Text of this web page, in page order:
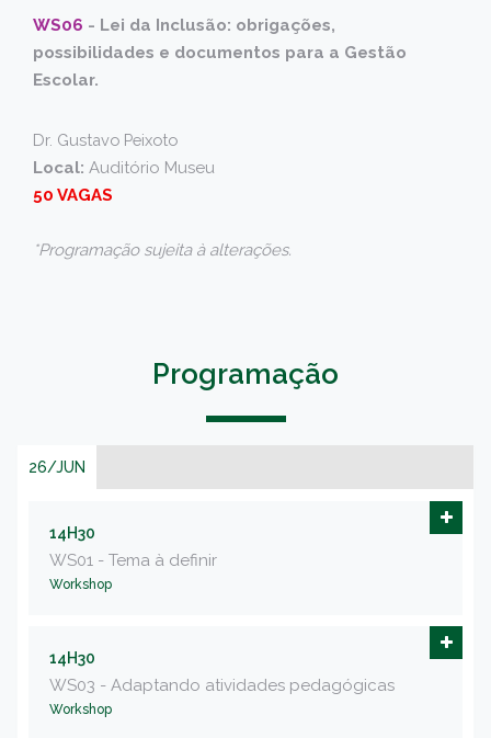
WS06 - Lei da Inclusão: obrigações,
possibilidades e documentos para a Gestão
Escolar.
Dr. Gustavo Peixoto
Local: Auditório Museu
50 VAGAS
*Programação sujeita à alterações.
Programação
26/JUN
14H30
WS01 - Tema à definir
Workshop
14H30
WS03 - Adaptando atividades pedagógicas
Workshop